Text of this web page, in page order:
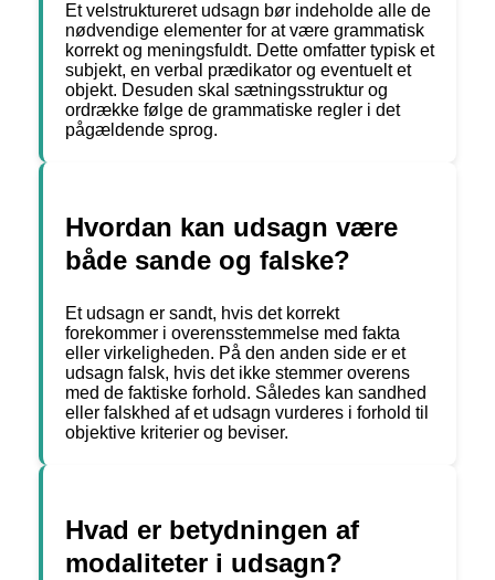
Et velstruktureret udsagn bør indeholde alle de
nødvendige elementer for at være grammatisk
korrekt og meningsfuldt. Dette omfatter typisk et
subjekt, en verbal prædikator og eventuelt et
objekt. Desuden skal sætningsstruktur og
ordrække følge de grammatiske regler i det
pågældende sprog.
Hvordan kan udsagn være
både sande og falske?
Et udsagn er sandt, hvis det korrekt
forekommer i overensstemmelse med fakta
eller virkeligheden. På den anden side er et
udsagn falsk, hvis det ikke stemmer overens
med de faktiske forhold. Således kan sandhed
eller falskhed af et udsagn vurderes i forhold til
objektive kriterier og beviser.
Hvad er betydningen af ​​
modaliteter i udsagn?